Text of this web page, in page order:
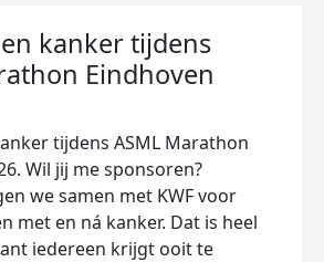
kanker tijdens
Eindhoven
tijdens ASML Marathon
Wil jij me sponsoren?
we samen met KWF voor
met en ná kanker. Dat is heel
iedereen krijgt ooit te